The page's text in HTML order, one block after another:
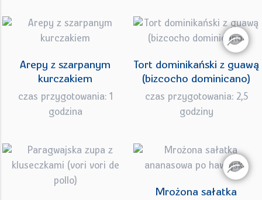
Arepy z szarpanym
kurczakiem
czas przygotowania: 1
godzina
Tort dominikański z guawą
(bizcocho dominicano)
czas przygotowania: 2,5
godziny
Mrożona sałatka